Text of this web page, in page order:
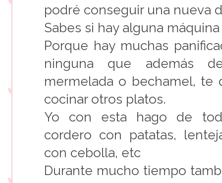
podré conseguir una nueva
Sabes si hay alguna
Porque hay muchas
ninguna que además
mermelada o bechamel,
cocinar otros platos.
Yo con esta hago de
cordero con patatas,
con cebolla, etc
Durante mucho tiempo